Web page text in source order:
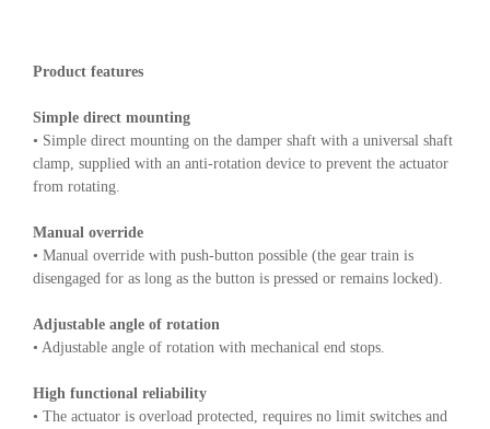
Product features
Simple direct mounting
• Simple direct mounting on the damper shaft with a universal shaft
clamp, supplied with an anti-rotation device to prevent the actuator
from rotating.
Manual override
• Manual override with push-button possible (the gear train is
disengaged for as long as the button is pressed or remains locked).
Adjustable angle of rotation
• Adjustable angle of rotation with mechanical end stops.
High functional reliability
• The actuator is overload protected, requires no limit switches and